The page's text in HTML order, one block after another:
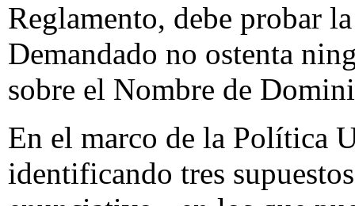
Reglamento, debe probar
Demandado no ostenta
sobre el Nombre de
En el marco de la Política
identificando tres